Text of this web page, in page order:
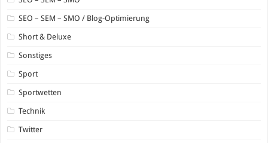
SEO – SEM – SMO / Blog-Optimierung
Short & Deluxe
Sonstiges
Sport
Sportwetten
Technik
Twitter